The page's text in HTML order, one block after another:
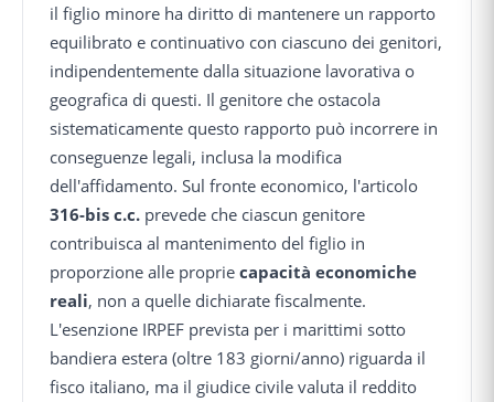
il figlio minore ha diritto di mantenere un rapporto
equilibrato e continuativo con ciascuno dei genitori,
indipendentemente dalla situazione lavorativa o
geografica di questi. Il genitore che ostacola
sistematicamente questo rapporto può incorrere in
conseguenze legali, inclusa la modifica
dell'affidamento. Sul fronte economico, l'articolo
316-bis c.c. prevede che ciascun genitore
contribuisca al mantenimento del figlio in
proporzione alle proprie capacità economiche
reali, non a quelle dichiarate fiscalmente.
L'esenzione IRPEF prevista per i marittimi sotto
bandiera estera (oltre 183 giorni/anno) riguarda il
fisco italiano, ma il giudice civile valuta il reddito